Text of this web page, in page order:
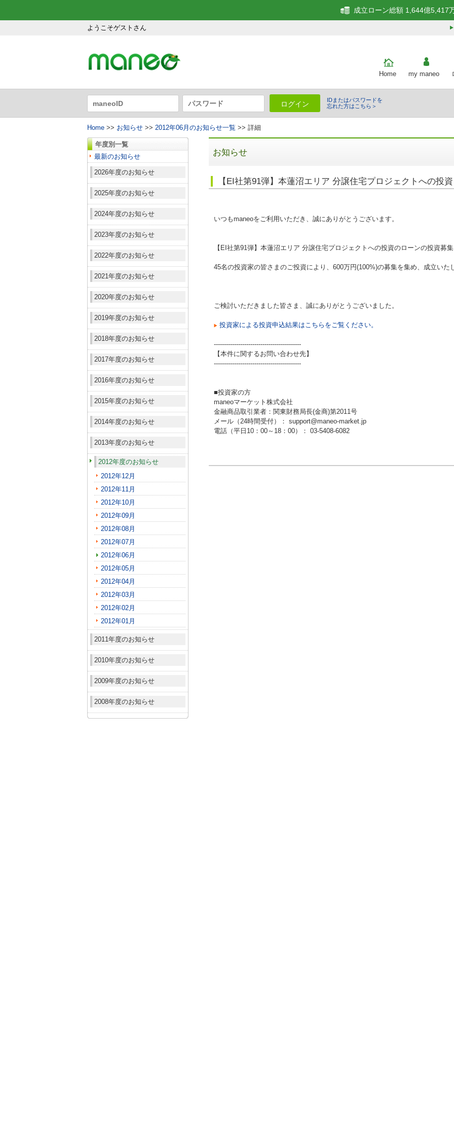
ようこそゲストさん
成立ローン総額 1,644億5,417
Home my maneo
ログイン
IDまたはパスワードを
忘れた方はこちら＞
Home >> お知らせ >> 2012年06月のお知らせ一覧 >> 詳細
年度別一覧
最新のお知らせ
2026年度のお知らせ
2025年度のお知らせ
2024年度のお知らせ
2023年度のお知らせ
2022年度のお知らせ
2021年度のお知らせ
2020年度のお知らせ
2019年度のお知らせ
2018年度のお知らせ
2017年度のお知らせ
2016年度のお知らせ
2015年度のお知らせ
2014年度のお知らせ
2013年度のお知らせ
2012年度のお知らせ
2012年12月
2012年11月
2012年10月
2012年09月
2012年08月
2012年07月
2012年06月
2012年05月
2012年04月
2012年03月
2012年02月
2012年01月
2011年度のお知らせ
2010年度のお知らせ
2009年度のお知らせ
2008年度のお知らせ
お知らせ
【EI社第91弾】本蓮沼エリア 分譲住宅プロジェクトへの投資
いつもmaneoをご利用いただき、誠にありがとうございます。
【EI社第91弾】本蓮沼エリア 分譲住宅プロジェクトへの投資のローンの投資募
45名の投資家の皆さまのご投資により、600万円(100%)の募集を集め、成立いた
ご検討いただきました皆さま、誠にありがとうございました。
投資家による投資申込結果はこちらをご覧ください。
-------------------------------------------
【本件に関するお問い合わせ先】
-------------------------------------------
■投資家の方
maneoマーケット株式会社
金融商品取引業者：関東財務局長(金商)第2011号
メール（24時間受付）： support@maneo-market.jp
電話（平日10：00～18：00）： 03-5408-6082